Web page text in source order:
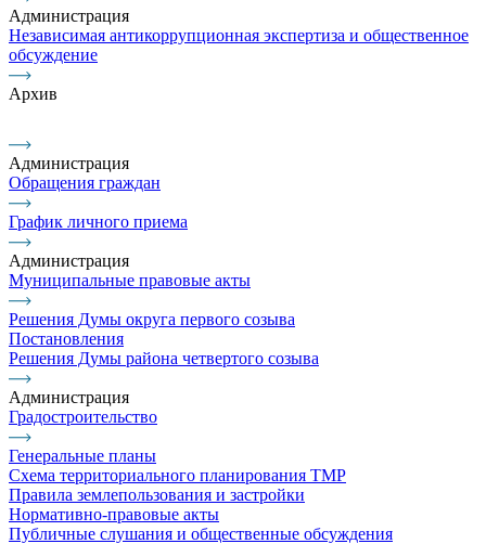
Администрация
Независимая антикоррупционная экспертиза и общественное
обсуждение
Архив
Администрация
Обращения граждан
График личного приема
Администрация
Муниципальные правовые акты
Решения Думы округа первого созыва
Постановления
Решения Думы района четвертого созыва
Администрация
Градостроительство
Генеральные планы
Схема территориального планирования ТМР
Правила землепользования и застройки
Нормативно-правовые акты
Публичные слушания и общественные обсуждения